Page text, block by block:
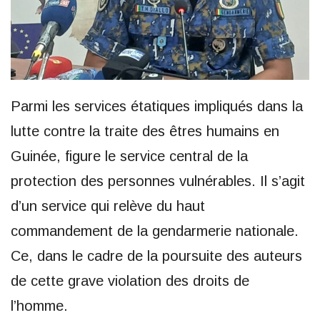
Parmi les services étatiques impliqués dans la
lutte contre la traite des êtres humains en
Guinée, figure le service central de la
protection des personnes vulnérables. Il s’agit
d’un service qui relève du haut
commandement de la gendarmerie nationale.
Ce, dans le cadre de la poursuite des auteurs
de cette grave violation des droits de
l’homme.